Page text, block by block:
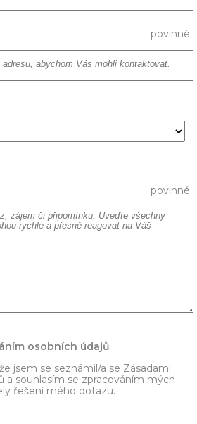
povinné
povinné
osobních údajů
jsem se seznámil/a se Zásadami
a souhlasím se zpracováním mých
řešení mého dotazu.